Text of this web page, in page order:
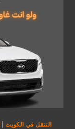
التنقل في الكويت|